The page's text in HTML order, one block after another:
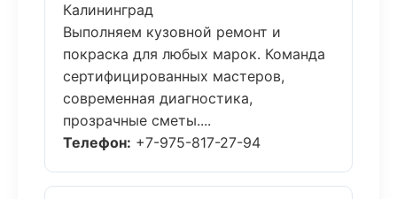
Калининград
Выполняем кузовной ремонт и
покраска для любых марок. Команда
сертифицированных мастеров,
современная диагностика,
прозрачные сметы....
Телефон: +7-975-817-27-94